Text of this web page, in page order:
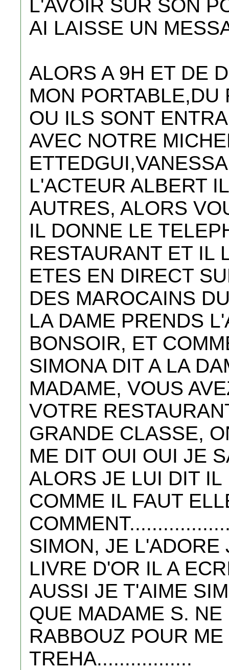
L'AVOIR SUR SON
AI LAISSE UN
ALORS A 9H ET DE
MON PORTABLE,DU
OU ILS SONT
AVEC NOTRE
L'ACTEUR ALBERT
AUTRES, ALORS
IL DONNE LE
RESTAURANT ET IL
ETES EN DIRECT
DES MAROCAINS
LA DAME PRENDS
BONSOIR, ET
SIMONA DIT A LA
MADAME, VOUS
VOTRE
GRANDE CLASSE,
ME DIT OUI OUI JE
ALORS JE LUI DIT
COMME IL FAUT
SIMON, JE
LIVRE D'OR IL A
AUSSI JE T'AIME
QUE MADAME S.
RABBOUZ POUR
TREHA.................